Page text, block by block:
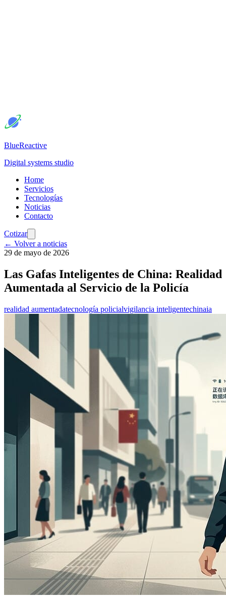
BlueReactive
Digital systems studio
Home
Servicios
Tecnologías
Noticias
Contacto
Cotizar
← Volver a noticias
29 de mayo de 2026
Las Gafas Inteligentes de China: Realidad
Aumentada al Servicio de la Policía
realidad aumentadatecnología policialvigilancia inteligentechinaia